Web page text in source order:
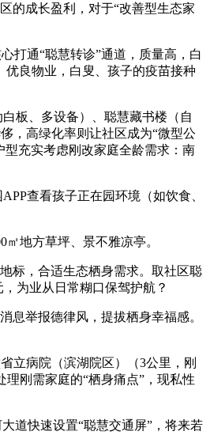
的成长盈利，对于“改善型生态家
打通“聪慧转诊”通道，质量高，白
优良物业，白叟、孩子的疫苗接种
板、多设备）、聪慧藏书楼（自
，高绿化率则让社区成为“微型公
型充实考虑刚改家庭全龄需求：南
查看孩子正在园环境（如饮食、
地方草坪、景不雅凉亭。
标，合适生态栖身需求。取社区聪
为业从日常糊口保驾护航？
举报德律风，提拔栖身幸福感。
立病院（滨湖院区）（3公里，刚
刚需家庭的“栖身痛点”，现私性
道快速设置“聪慧交通屏”，将来若